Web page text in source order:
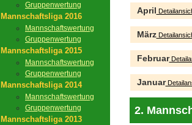
Gruppenwertung
Mannschaftsliga 2016
Mannschaftswertung
Gruppenwertung
Mannschaftsliga 2015
Mannschaftswertung
Gruppenwertung
Mannschaftsliga 2014
Mannschaftswertung
Gruppenwertung
Mannschaftsliga 2013
April
März
Februar
Januar
2.